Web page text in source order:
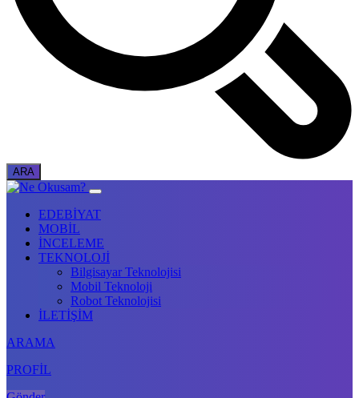
EDEBİYAT
MOBİL
İNCELEME
TEKNOLOJİ
Bilgisayar Teknolojisi
Mobil Teknoloji
Robot Teknolojisi
İLETİŞİM
ARAMA
PROFİL